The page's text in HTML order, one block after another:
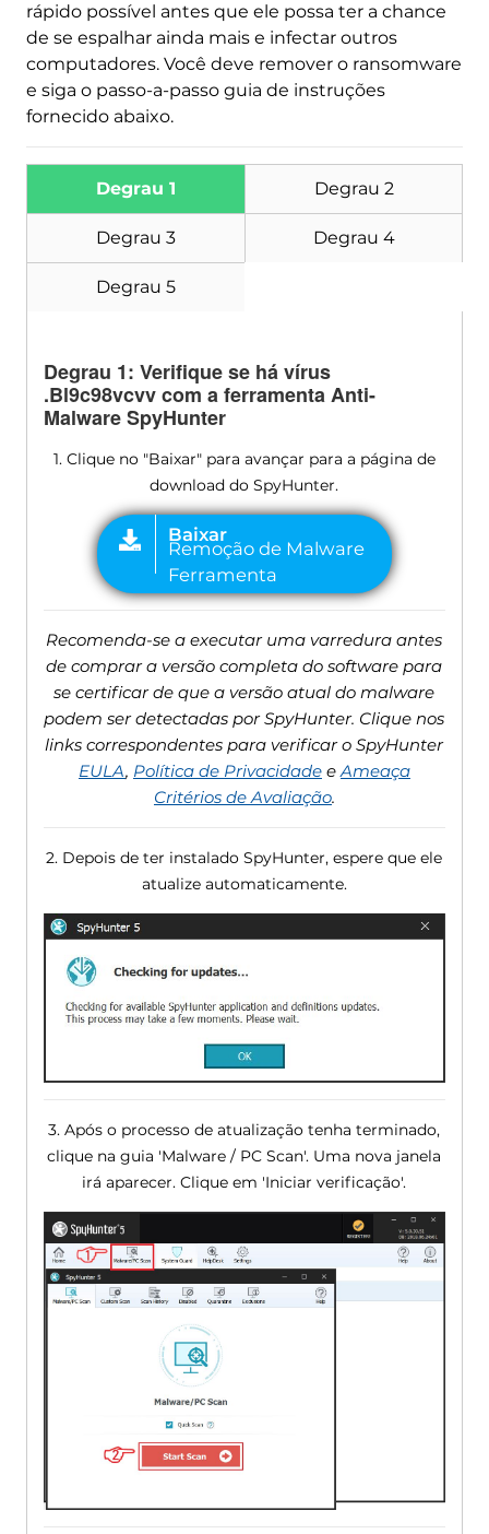
rápido possível antes que ele possa ter a chance
de se espalhar ainda mais e infectar outros
computadores. Você deve remover o ransomware
e siga o passo-a-passo guia de instruções
fornecido abaixo.
Degrau 1 Degrau 2
Degrau 3 Degrau 4
Degrau 5
Degrau 1: Verifique se há vírus
.Bl9c98vcvv com a ferramenta Anti-
Malware SpyHunter
1. Clique no "Baixar" para avançar para a página de
download do SpyHunter.
Ferramenta
Recomenda-se a executar uma varredura antes
de comprar a versão completa do software para
se certificar de que a versão atual do malware
podem ser detectadas por SpyHunter. Clique nos
links correspondentes para verificar o SpyHunter
EULA, Política de PrivacidadeeAmeaça
Critérios de Avaliação.
2. Depois de ter instalado SpyHunter, espere que ele
atualize automaticamente.
3. Após o processo de atualização tenha terminado,
clique na guia 'Malware / PC Scan'. Uma nova janela
irá aparecer. Clique em 'Iniciar verificação'.